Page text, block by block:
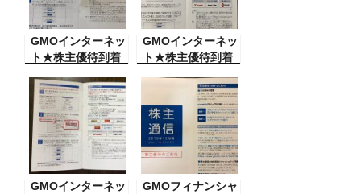
o
k
GMOインターネッ
ト★株主優待到着
GMOインターネッ
ト★株主優待到着
GMOインターネッ
GMOフィナンシャ